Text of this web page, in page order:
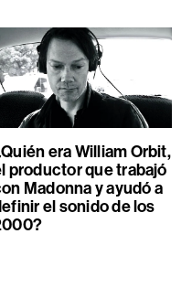
era William Orbit,
productor que trabajó
Madonna y ayudó a
el sonido de los